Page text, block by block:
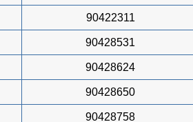
90422311
90428531
90428624
90428650
90428758